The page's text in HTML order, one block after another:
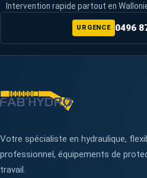
Intervention rapide partout en
URGENCE 0496
Votre spécialiste en hydraulique,
professionnel, équipements de
travail.